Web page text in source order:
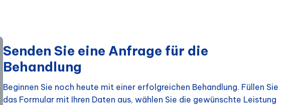
Senden Sie eine Anfrage für die
Behandlung
Beginnen Sie noch heute mit einer erfolgreichen Behandlung. Füllen Sie
das Formular mit Ihren Daten aus, wählen Sie die gewünschte Leistung